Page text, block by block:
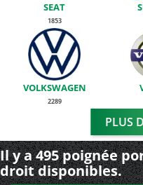
SEAT
1853
VOLKSWAGEN
2289
PLUS
Il y a 495 poignée
droit disponibles.